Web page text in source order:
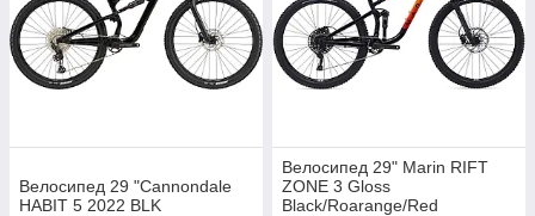
Велосипед 29 "Cannondale
HABIT 5 2022 BLK
Велосипед 29" Marin RIFT
ZONE 3 Gloss
Black/Roarange/Red